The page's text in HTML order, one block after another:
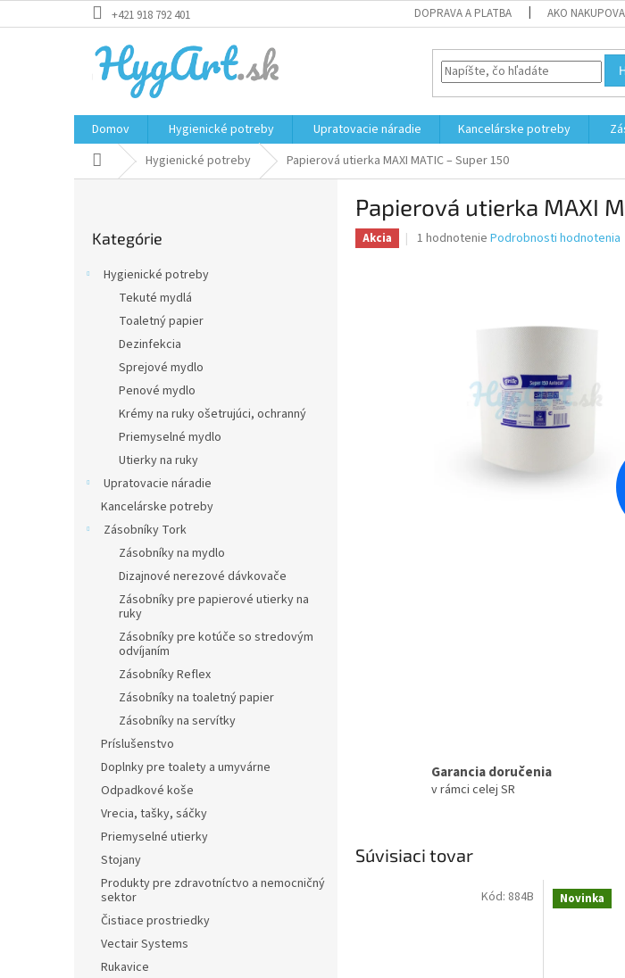
na
+421 918 792 401 DOPRAVA A PLATBA AKO
Domov Hygienické potreby Upratovacie náradie Kancelárske potreby
DomovHygienické potreby Papierová utierka MAXI MATIC – Super 150
kategórie
Kategórie
Hygienické potreby
Tekuté mydlá
Toaletný papier
Dezinfekcia
Sprejové mydlo
Penové mydlo
Krémy na ruky ošetrujúci, ochranný
Priemyselné mydlo
Utierky na ruky
Upratovacie náradie
Kancelárske potreby
Zásobníky Tork
Zásobníky na mydlo
Dizajnové nerezové dávkovače
Zásobníky pre papierové utierky na
ruky
Zásobníky pre kotúče so stredovým
odvíjaním
Zásobníky Reflex
Zásobníky na toaletný papier
Zásobníky na servítky
Príslušenstvo
Doplnky pre toalety a umyvárne
Odpadkové koše
Vrecia, tašky, sáčky
Priemyselné utierky
Stojany
Produkty pre zdravotníctvo a nemocničný
sektor
Čistiace prostriedky
Vectair Systems
Rukavice
Papierová utierka MAXI
Akcia
Priemerné
1 hodnotenie Podrobnosti hodnotenia
Garancia doručenia
v rámci celej SR
Súvisiaci tovar
Kód: 884B Novinka